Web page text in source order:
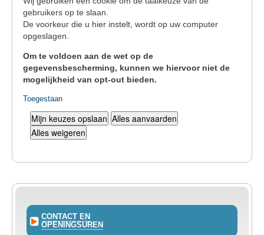
gebruikers op te slaan.
De voorkeur die u hier instelt, wordt op uw computer
opgeslagen.
Om te voldoen aan de wet op de
gegevensbescherming, kunnen we hiervoor niet de
mogelijkheid van opt-out bieden.
Toegestaan
CONTACT EN
OPENINGSUREN